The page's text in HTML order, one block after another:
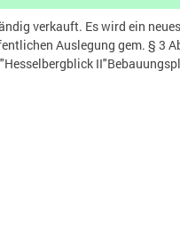
verkauft. Es wird ein
Auslegung gem. § 3